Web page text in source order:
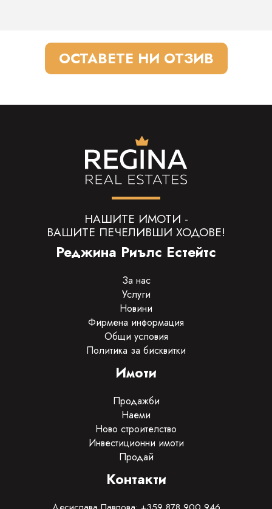
ОСТАВЕТЕ НИ ОТЗИВ
НАШИТЕ ИМОТИ -
ВАШИТЕ ПЕЧЕЛИВШИ ХОДОВЕ!
Реджина Риълс Естейтс
За нас
Услуги
Новини
Фирмена информация
Общи условия
Политика за бисквитки
Имоти
Продажби
Наеми
Ново строителство
Инвестиционни имоти
Продай
Контакти